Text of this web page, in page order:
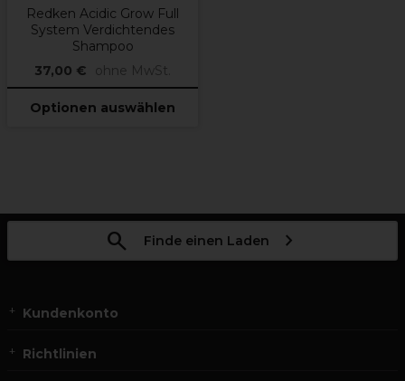
Redken Acidic Grow Full
System Verdichtendes
Shampoo
37,00 €
ohne MwSt.
Optionen auswählen
Finde einen Laden
Kundenkonto
Richtlinien